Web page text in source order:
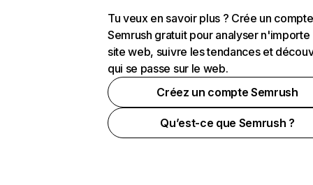
Tu veux en savoir plus ? Crée un compte
Semrush gratuit pour analyser n'importe
site web, suivre les tendances et
qui se passe sur le web.
Créez un compte Semrush
Qu’est-ce que Semrush ?